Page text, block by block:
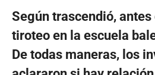
Según trascendió, antes
tiroteo en la escuela
De todas maneras, los